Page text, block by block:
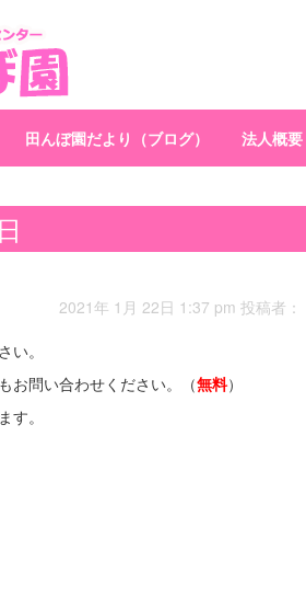
田んぼ園だより（ブログ） 法人概要
2021年 1月 22日 1:37 pm 投稿者：
い。
お問い合わせください。（無料）
す。